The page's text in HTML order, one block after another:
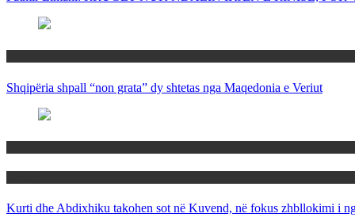
Shqipëria shpall “non grata” dy shtetas nga Maqedonia e Veriut
Kurti dhe Abdixhiku takohen sot në Kuvend, në fokus zhbllokimi i